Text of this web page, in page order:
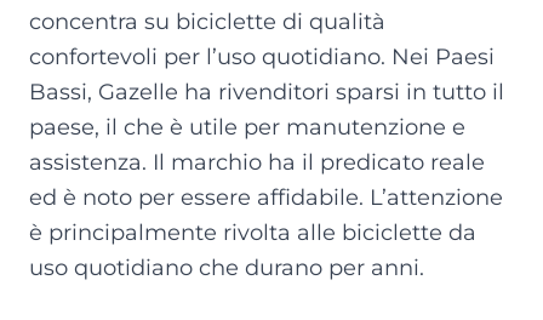
concentra su biciclette di qualità
confortevoli per l’uso quotidiano. Nei Paesi
Bassi, Gazelle ha rivenditori sparsi in tutto il
paese, il che è utile per manutenzione e
assistenza. Il marchio ha il predicato reale
ed è noto per essere affidabile. L’attenzione
è principalmente rivolta alle biciclette da
uso quotidiano che durano per anni.